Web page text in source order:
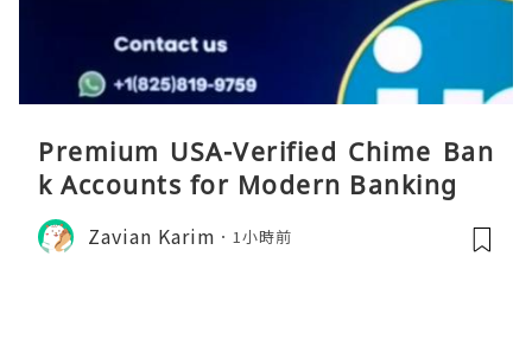
Premium USA-Verified Chime Ban
k Accounts for Modern Banking
Zavian Karim 1小時前